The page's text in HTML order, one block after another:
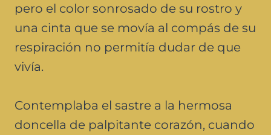
pero el color sonrosado de su rostro y
una cinta que se movía al compás de su
respiración no permitía dudar de que
vivía.
Contemplaba el sastre a la hermosa
doncella de palpitante corazón, cuando